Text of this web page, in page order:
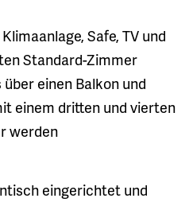
Safe, TV und
Standard-Zimmer
einen Balkon und
einem dritten und vierten
werden
eingerichtet und